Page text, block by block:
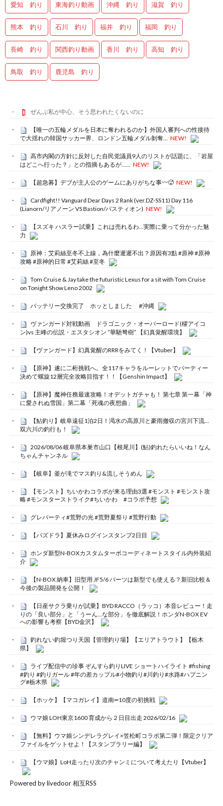
愛知 釣り 東海釣り動画 沖縄 釣り 滋賀 釣り
熊本 釣り 石川 釣り 福井 釣り 福岡 釣り
長崎 釣り 関西釣り動画 香川 釣り 高知 釣り
鳥取 釣り 鹿児島 釣り
ぜんぶ私が中心、そう思われたくないのに
【唯一の五輪メダルを日本に奪われるのか】外国人審判への性接待
で大揺れの韓国サッカー界、ロンドン五輪メダル剝奪… NEW!
高市内閣の方針に反対した自民党議員9人のリストが話題に、「岩屋
はどこへ行った？」との指摘もあるが…… NEW!
【超急募】デブが主人公のゲームにありがちな事〰🥵 NEW!
Cardfight!! Vanguard Dear Days 2 Rank (ver.DZ-SS11) Day 116
(Lianorn/リアノーン VS Bastion/バスティオン) NEW!
【スズキ ハスラー試乗】これは売れるわ…実際に乗って分かった魅
力
原神：艾莉絲至冬不上線，為什麼遲遲不出？原因有3點 #原神 #原神
攻略 #原神的日常 #艾莉絲 #至冬
Tom Cruise & Jay take the futuristic Lexus for a sit with Tom Cruise
on Tonight Show Leno 2002
バッテリー交換完了 ホッとしました #沖縄
ヴァンガード対戦動画 ドラゴニック・オーバーロード(櫂アイコ
ン)vs 主峰の伝説・エスタシオン “華馳弩樹” 【幻真覚醒環境】
【ヴァンガード】幻真覚醒のRRRをみてく！【Vtuber】
【原神】遂に二桁挑戦へ。全117キャラをルーレットでパーティー
決めて螺旋12層完全攻略目指す！！【Genshin Impact】
【原神】魔神任務最速攻略！オデットガチャも！ 第七章 第一幕「神
に愛されぬ雪国」第二幕「死魂の夜想曲」
【鮎釣り】岐阜遠征1泊2日！渇水の高原川と豪雨撤収の宮川下流…
双六川の釣行も！
2026/08/06 岐阜県本巣市山口【根尾川】(鮎)釣れたらいいね！なん
ちゃんチャンネル
【岐阜】釜が滝でマス釣り&流しそうめん
【モンスト】ちいかわコラボが来る理由3選 #モンスト #モンスト攻
略 #モンスターストライク#ちいかわ #コラボ予想
グレパーティ#荒野の光 #荒野夏祭り #荒野行動
【パズドラ】夏休みログインスタンプ2日目
ホンダ新型N-BOXカスタムターボコーディネートスタイル内外装紹
介
【N-BOX 納車】旧型用 JF5/6 パーツは新型でも使える？新旧比較＆
今後の製品開発を公開！
【日産サクラ乗りが試乗】BYD RACCO（ラッコ）本音レビュー！走
りの「良い部分」と「うーん…な部分」を徹底解説！ホンダN-BOX EV
への影響も考察【BYD金沢】
釣れない釣堀つり天国【管理釣り場】【エリアトラウト】【栃木
県】
ライブ配信中の珍事 ぞんすら釣りLIVE ショートハイライト #fishing
#釣り #釣りガール #年の差カップル#小物釣り#川釣り#水路#ハプニン
グ#栃木県
【ホッケ】【マコガレイ】道南➖10度の初挑戦
ウマ娘 LOH東京1600 育成から２日目出走 2026/02/16
【無料】ウマ娘シンデレラグレイ×笠松町コラボ第二弾！限定クリア
ファイルをゲットせよ！【スタンプラリー編】
【ウマ娘】LoH走ったり次のチャンミについて考えたり【Vtuber】
Powered by livedoor 相互RSS